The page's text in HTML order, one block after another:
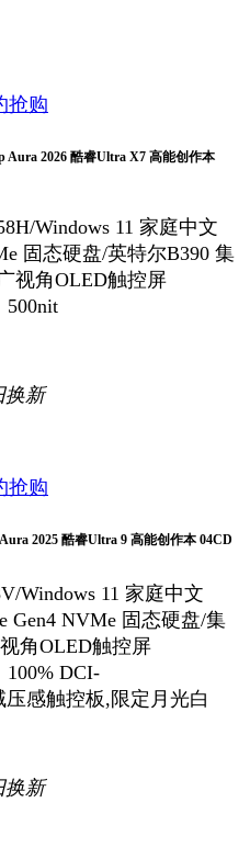
抢购
Aura 2026 酷睿Ultra X7 高能创作本
Windows 11 家庭中文
固态硬盘/英特尔B390 集
视角OLED触控屏
500nit
换新
抢购
2025 酷睿Ultra 9 高能创作本 04CD
Windows 11 家庭中文
Gen4 NVMe 固态硬盘/集
角OLED触控屏
100% DCI-
压感触控板,限定月光白
换新